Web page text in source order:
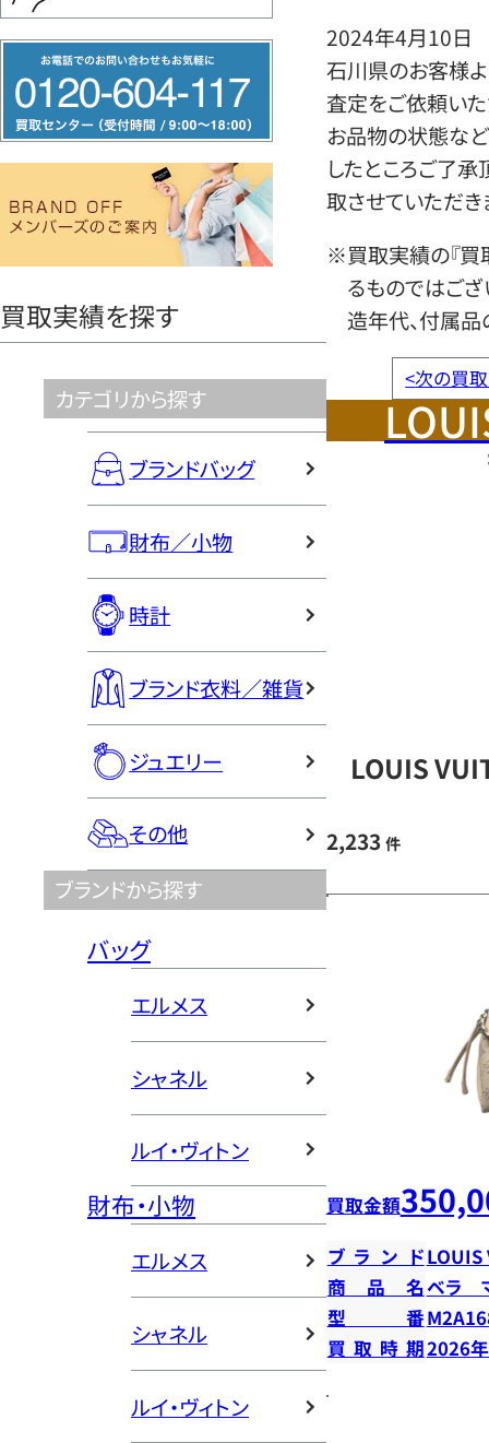
リ
ー
ヤ
買取実績を探す
カテゴリから探す
ブランドバッグ
財布／小物
時計
ブランド衣料／雑貨
ジュエリー
その他
ブランドから探す
バッグ
エルメス
シャネル
ルイ・ヴィトン
財布・小物
エルメス
シャネル
ルイ・ヴィトン
2024年4月10日
石川県のお客様よ
査定をご依頼いた
お品物の状態など
したところご了
取させていただき
※買取実績の『買
るものではござ
造年代、付属品
<次の買
LOUIS
2,233 件
買取金額
ブランドLOUIS
商品名ベラ
型番
買取時期2026